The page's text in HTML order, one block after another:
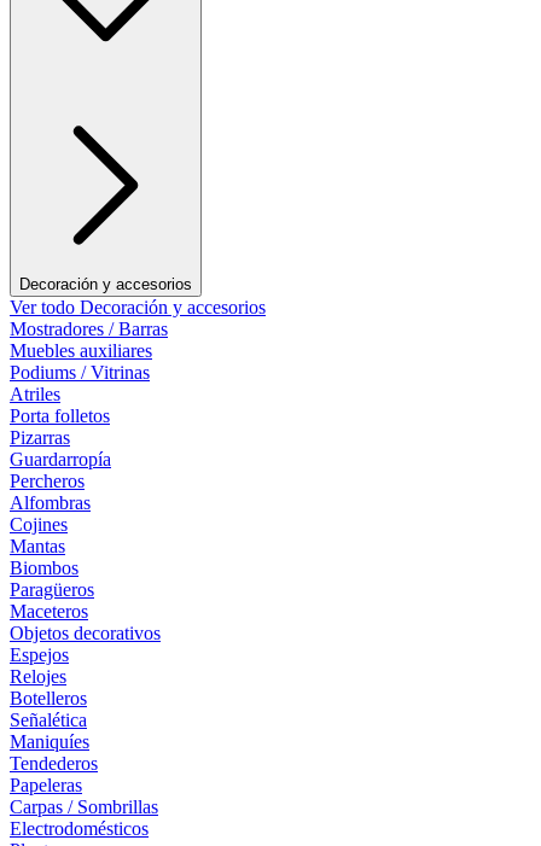
Decoración y accesorios
Ver todo Decoración y accesorios
Mostradores / Barras
Muebles auxiliares
Podiums / Vitrinas
Atriles
Porta folletos
Pizarras
Guardarropía
Percheros
Alfombras
Cojines
Mantas
Biombos
Paragüeros
Maceteros
Objetos decorativos
Espejos
Relojes
Botelleros
Señalética
Maniquíes
Tendederos
Papeleras
Carpas / Sombrillas
Electrodomésticos